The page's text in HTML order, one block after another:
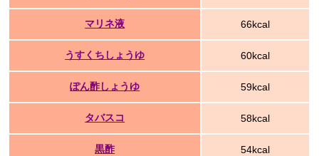
マリネ液 66kcal
うすくちしょうゆ 60kcal
ぽん酢しょうゆ 59kcal
タバスコ 58kcal
黒酢 54kcal